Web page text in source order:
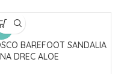
BAREFOOT SANDALIA
DREC ALOE